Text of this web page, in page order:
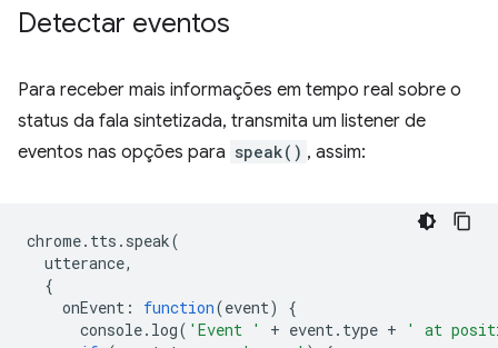
Detectar eventos
Para receber mais informações em tempo real sobre o
status da fala sintetizada, transmita um listener de
eventos nas opções para speak() , assim:
chrome. tts . speak(
utterance,
{
onEvent : function(event)
{
console. log( 'Event ' + event. type +
' at